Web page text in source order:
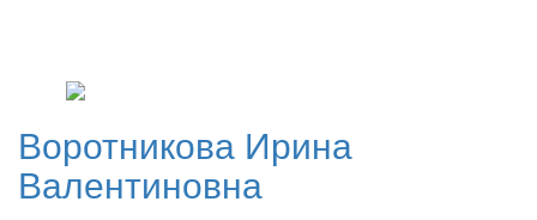
Воротникова Ирина
Валентиновна